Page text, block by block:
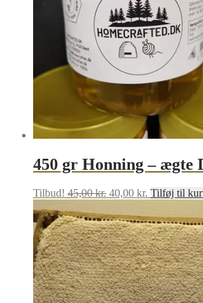
450 gr Honning – ægte
Tilbud! 45,00kr. Den
pris
var:
45,00 kr..
40,00 kr. Den
pris
er:
40,00 kr..
Tilføj til